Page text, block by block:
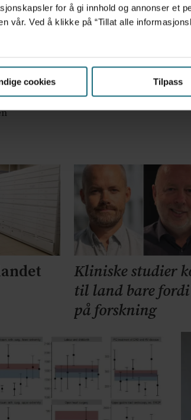
for å gi innhold og annonser et
vår. Ved å klikke på “Tillat alle
cookies Tilpass
kom det frem at han døgnet før
ikke et forskningsfunn
Kliniske studier
til land bare fordi
på forskning